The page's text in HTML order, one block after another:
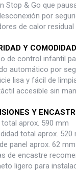
Stop & Go que
por
de calor
Y COMODIDAD
de control infantil
automático por
lisa y fácil de
accesible sin
Y
aprox. 590 mm
total aprox. 520
panel aprox. 62 mm
de encastre
ligero para